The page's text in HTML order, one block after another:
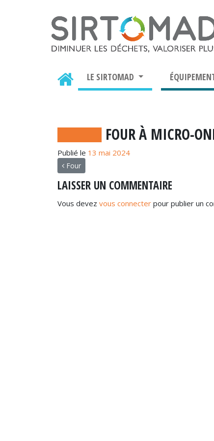
LE SIRTOMAD
FOUR À MICRO-
Publié le 13 mai 2024
NAVIGATION
Four
LAISSER UN COMMENTAIRE
Vous devez vous connecter pour publier un